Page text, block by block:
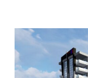
$